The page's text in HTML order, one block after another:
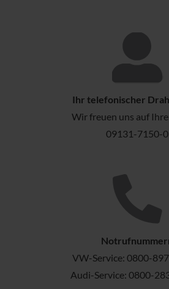
Ihr telefonischer
Wir freuen uns auf
09131-7150-0
VW-Service: 0800-
Audi-Service: 0800-